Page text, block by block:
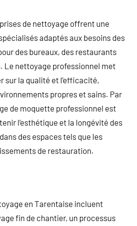
de nettoyage offrent une
adaptés aux besoins des
des bureaux, des restaurants
Le nettoyage professionnel met
sur la qualité et l’efficacité,
propres et sains. Par
de moquette professionnel est
l’esthétique et la longévité des
des espaces tels que les
de restauration.
en Tarentaise incluent
fin de chantier, un processus